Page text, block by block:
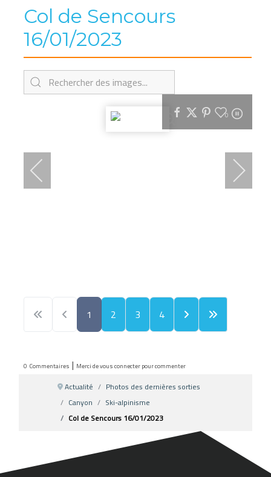
Col de Sencours
16/01/2023
0
1 2 3 4
0 Commentaires | Merci de vous connecter pour commenter
Actualité
Photos des dernières sorties
Canyon
Ski-alpinisme
Col de Sencours 16/01/2023